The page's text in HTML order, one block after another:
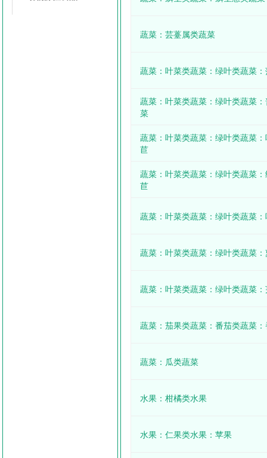
蔬菜：芸薹属类蔬菜
蔬菜：叶菜类蔬菜：绿叶类蔬菜
蔬菜：叶菜类蔬菜：绿叶类蔬菜
菜
蔬菜：叶菜类蔬菜：绿叶类蔬菜
苣
蔬菜：叶菜类蔬菜：绿叶类蔬菜
苣
蔬菜：叶菜类蔬菜：绿叶类蔬菜
蔬菜：叶菜类蔬菜：绿叶类蔬菜
蔬菜：叶菜类蔬菜：绿叶类蔬菜
蔬菜：茄果类蔬菜：番茄类蔬菜
蔬菜：瓜类蔬菜
水果：柑橘类水果
水果：仁果类水果：苹果